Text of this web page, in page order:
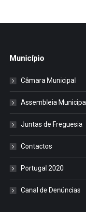
Município
Câmara Municipal
Assembleia Municipal
Juntas de Freguesia
Contactos
Portugal 2020
Canal de Denúncias